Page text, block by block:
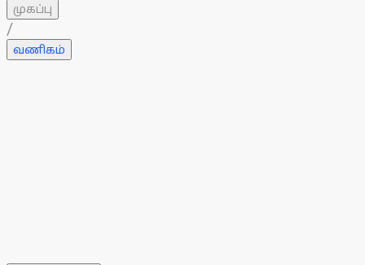
முகப்பு
/
வணிகம்